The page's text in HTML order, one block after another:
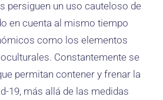
persiguen un uso cauteloso de
en cuenta al mismo tiempo
como los elementos
Constantemente se
permitan contener y frenar la
19, más allá de las medidas